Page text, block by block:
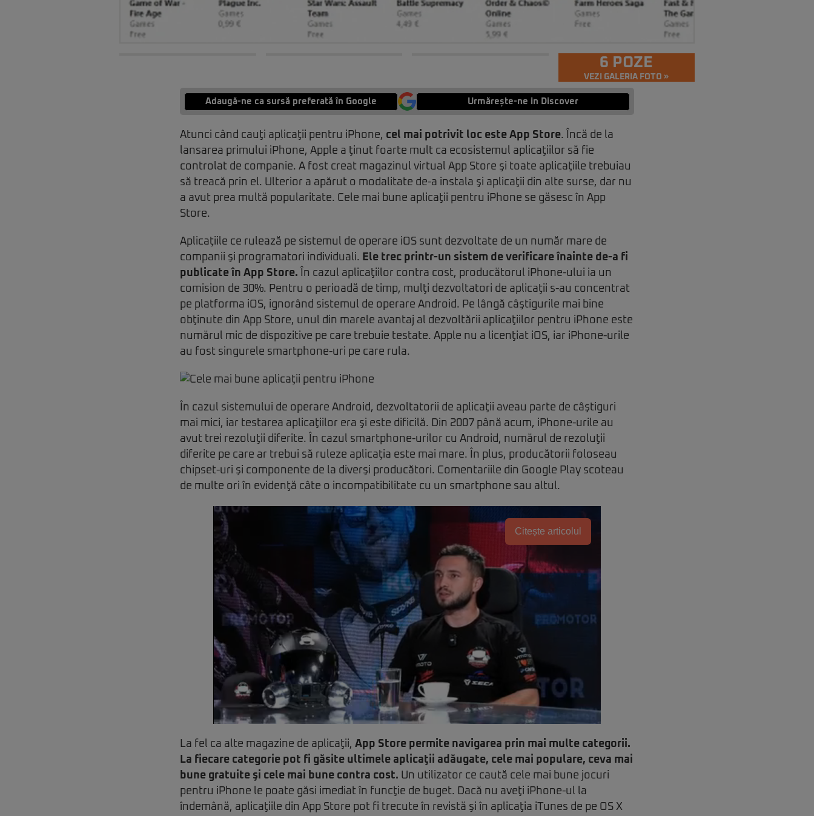
6 POZE
VEZI GALERIA FOTO »
Adaugă-ne ca sursă preferată în Google Urmărește-ne in Discover
Atunci când cauţi aplicaţii pentru iPhone, cel mai potrivit loc este App Store. Încă de la
lansarea primului iPhone, Apple a ţinut foarte mult ca ecosistemul aplicaţiilor să fie
controlat de companie. A fost creat magazinul virtual App Store şi toate aplicaţiile trebuiau
să treacă prin el. Ulterior a apărut o modalitate de-a instala şi aplicaţii din alte surse, dar nu
a avut prea multă popularitate. Cele mai bune aplicaţii pentru iPhone se găsesc în App
Store.
Aplicaţiile ce rulează pe sistemul de operare iOS sunt dezvoltate de un număr mare de
companii şi programatori individuali. Ele trec printr-un sistem de verificare înainte de-a fi
publicate în App Store. În cazul aplicaţiilor contra cost, producătorul iPhone-ului ia un
comision de 30%. Pentru o perioadă de timp, mulţi dezvoltatori de aplicaţii s-au concentrat
pe platforma iOS, ignorând sistemul de operare Android. Pe lângă câştigurile mai bine
obţinute din App Store, unul din marele avantaj al dezvoltării aplicaţiilor pentru iPhone este
numărul mic de dispozitive pe care trebuie testate. Apple nu a licenţiat iOS, iar iPhone-urile
au fost singurele smartphone-uri pe care rula.
În cazul sistemului de operare Android, dezvoltatorii de aplicaţii aveau parte de câştiguri
mai mici, iar testarea aplicaţiilor era şi este dificilă. Din 2007 până acum, iPhone-urile au
avut trei rezoluţii diferite. În cazul smartphone-urilor cu Android, numărul de rezoluţii
diferite pe care ar trebui să ruleze aplicaţia este mai mare. În plus, producătorii foloseau
chipset-uri şi componente de la diverşi producători. Comentariile din Google Play scoteau
de multe ori în evidenţă câte o incompatibilitate cu un smartphone sau altul.
Citește articolul
La fel ca alte magazine de aplicaţii, App Store permite navigarea prin mai multe categorii.
La fiecare categorie pot fi găsite ultimele aplicaţii adăugate, cele mai populare, ceva mai
bune gratuite şi cele mai bune contra cost. Un utilizator ce caută cele mai bune jocuri
pentru iPhone le poate găsi imediat în funcţie de buget. Dacă nu aveţi iPhone-ul la
îndemână, aplicaţiile din App Store pot fi trecute în revistă şi în aplicaţia iTunes de pe OS X